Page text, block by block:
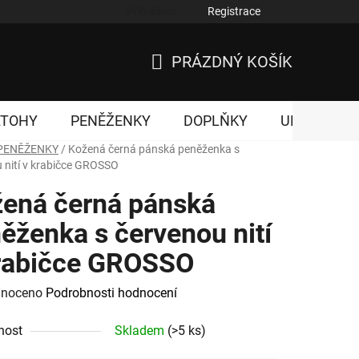
Registrace
KOŠÍK
PRÁZDNÝ KOŠÍK
PENĚŽENKY DOPLŇKY UNISEX
/ Kožená černá pánská peněženka s
nití v krabičce GROSSO
černá pánská
s červenou nití
GROSSO
Podrobnosti hodnocení
Skladem (>5 ks)